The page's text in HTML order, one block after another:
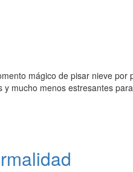
mágico de pisar nieve por
mucho menos estresantes